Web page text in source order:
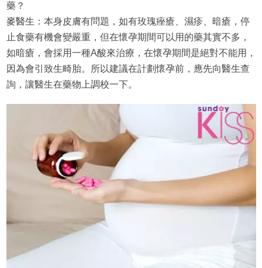
藥？
麥醫生：本身皮膚有問題，如有玫瑰痤瘡、濕疹、暗瘡，停
止食藥有機會變嚴重，但在懷孕期間可以用的藥其實不多，
如暗瘡，會採用一種A酸來治療，在懷孕期間是絕對不能用，
因為會引致生畸胎。所以建議在計劃懷孕前，應先向醫生查
詢，讓醫生在藥物上調校一下。